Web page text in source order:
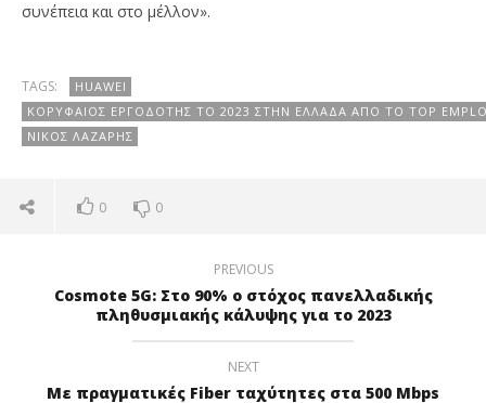
συνέπεια και στο μέλλον».
TAGS:
HUAWEI
ΚΟΡΥΦΑΊΟΣ ΕΡΓΟΔΌΤΗΣ ΤΟ 2023 ΣΤΗΝ ΕΛΛΆΔΑ ΑΠΌ ΤΟ TOP
ΝΊΚΟΣ ΛΆΖΑΡΗΣ
0 0
PREVIOUS
Cosmote 5G: Στο 90% ο στόχος πανελλαδικής
πληθυσμιακής κάλυψης για το 2023
NEXT
Με πραγματικές Fiber ταχύτητες στα 500 Mbps